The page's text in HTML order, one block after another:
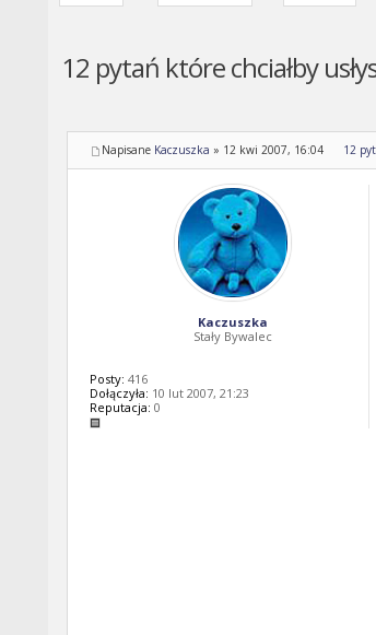
12 pytań które chciałby
Napisane Kaczuszka » 12 kwi 2007, 16:04 12
Kaczuszka
Stały Bywalec
Posty: 416
Dołączyła: 10 lut 2007, 21:23
Reputacja: 0